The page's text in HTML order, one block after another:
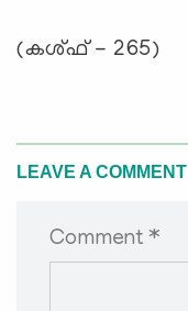
(കശ്ഫ് - 265)
LEAVE A COMMENT
Comment *